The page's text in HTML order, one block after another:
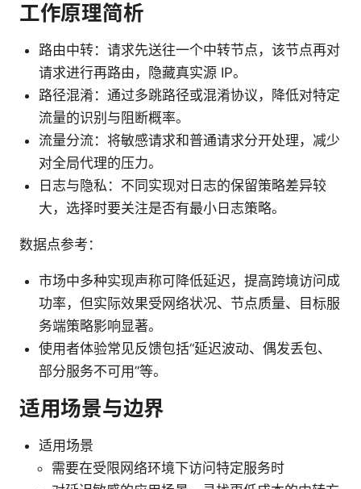
工作原理简析
路由中转：请求先送往一个中转节点，该节点再对
请求进行再路由，隐藏真实源 IP。
路径混淆：通过多跳路径或混淆协议，降低对特定
流量的识别与阻断概率。
流量分流：将敏感请求和普通请求分开处理，减少
对全局代理的压力。
日志与隐私：不同实现对日志的保留策略差异较
大，选择时要关注是否有最小日志策略。
数据点参考：
市场中多种实现声称可降低延迟，提高跨境访问成
功率，但实际效果受网络状况、节点质量、目标服
务端策略影响显著。
使用者体验常见反馈包括“延迟波动、偶发丢包、
部分服务不可用”等。
适用场景与边界
适用场景
需要在受限网络环境下访问特定服务时